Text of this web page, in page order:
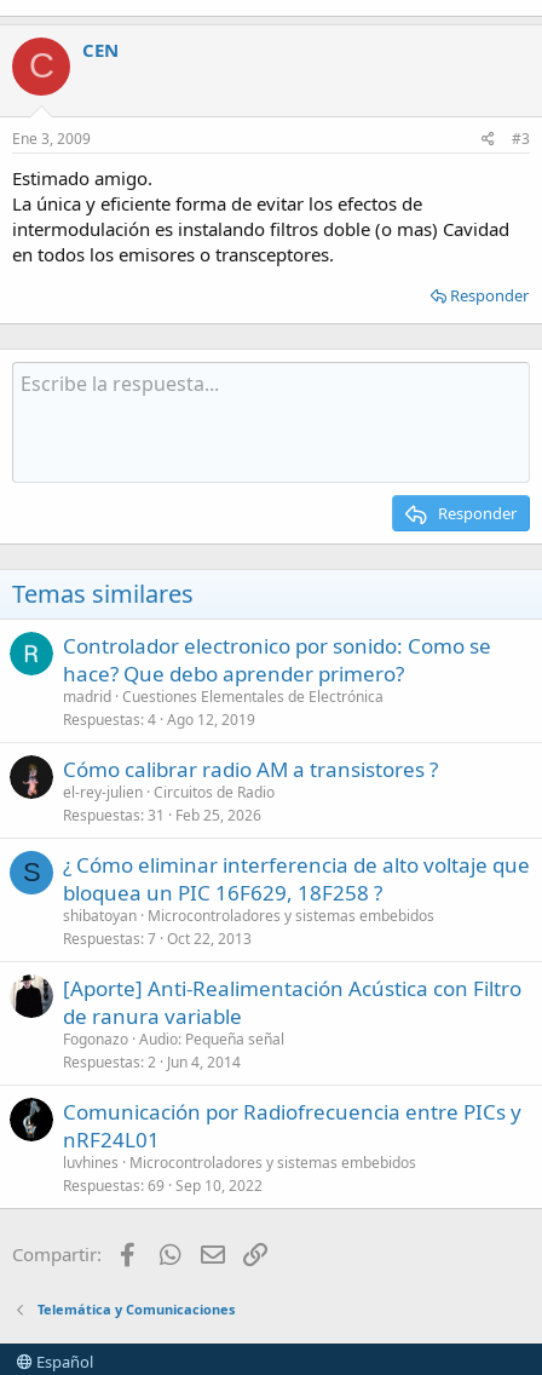
C CEN
Ene 3, 2009 #3
Estimado amigo.
La única y eficiente forma de evitar los efectos de
intermodulación es instalando filtros doble (o mas) Cavidad
en todos los emisores o transceptores.
Responder
Responder
Temas similares
Controlador electronico por sonido: Como se
hace? Que debo aprender primero?
madrid Cuestiones Elementales de Electrónica
Respuestas 4 Ago 12, 2019
Cómo calibrar radio AM a transistores ?
el-rey-julien Circuitos de Radio
Respuestas 31 Feb 25, 2026
S
¿ Cómo eliminar interferencia de alto voltaje que
bloquea un PIC 16F629, 18F258 ?
shibatoyan Microcontroladores y sistemas embebidos
Respuestas 7 Oct 22, 2013
[Aporte] Anti-Realimentación Acústica con Filtro
de ranura variable
Fogonazo Audio: Pequeña señal
Respuestas 2 Jun 4, 2014
Comunicación por Radiofrecuencia entre PICs y
nRF24L01
luvhines
Microcontroladores y sistemas embebidos
Respuestas 69 Sep 10, 2022
Compartir: FacebookWhatsApp
Email
Telemática y Comunicaciones
Español